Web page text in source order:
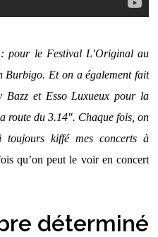
pour le Festival L’Original au
Burbigo. Et on a également fait
Bazz et Esso Luxueux pour la
route du 3.14″. Chaque fois, on
kiffé mes concerts à
qu’on peut le voir en concert
déterminé